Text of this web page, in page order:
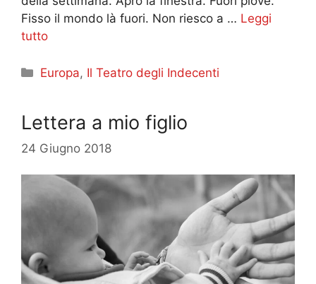
Fisso il mondo là fuori. Non riesco a … Leggi
tutto
Categorie
Europa, Il Teatro degli Indecenti
Lettera a mio figlio
24 Giugno 2018